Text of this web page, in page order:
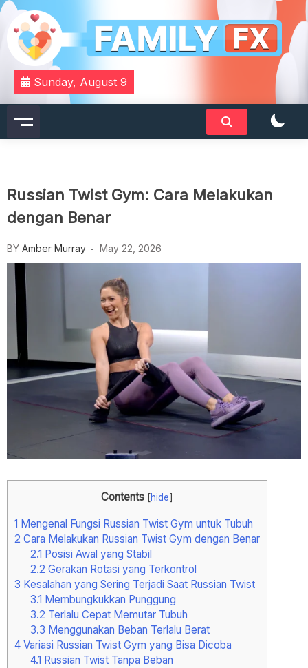
Skip
content
Familyfx
Your Daily Dose of Family Wisdom
Sunday, August 9
Russian Twist Gym: Cara Melakukan
dengan Benar
BY Amber Murray May 22, 2026
Contents [hide]
1 Mengenal Fungsi Russian Twist Gym untuk Tubuh
2 Cara Melakukan Russian Twist Gym dengan Benar
2.1 Posisi Awal yang Stabil
2.2 Gerakan Rotasi yang Terkontrol
3 Kesalahan yang Sering Terjadi Saat Russian Twist
3.1 Membungkukkan Punggung
3.2 Terlalu Cepat Memutar Tubuh
3.3 Menggunakan Beban Terlalu Berat
4 Variasi Russian Twist Gym yang Bisa Dicoba
4.1 Russian Twist Tanpa Beban